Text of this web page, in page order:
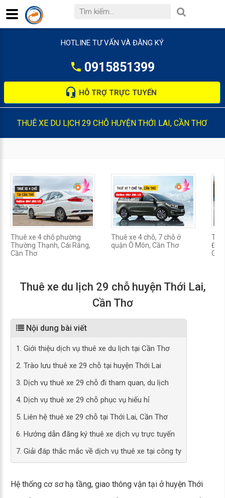
HOTLINE TƯ VẤN VÀ ĐĂNG KÝ
0915851399
HỖ TRỢ TRỰC TUYẾN
THUÊ XE DU LỊCH 29 CHỖ HUYỆN THỚI LAI, CẦN THƠ
Thuê xe 4 chỗ phường
Thường Thạnh, Cái Răng,
Cần Thơ
Thuê xe 4 chỗ, 7 chỗ ở
quận Ô Môn, Cần Thơ
Thuê xe du lịch 29 chỗ huyện Thới Lai,
Cần Thơ
Nội dung bài viết
1. Giới thiệu dịch vụ thuê xe du lịch tại Cần Thơ
2. Trào lưu thuê xe 29 chỗ tại huyện Thới Lai
3. Dịch vụ thuê xe 29 chỗ đi tham quan, du lịch
4. Dịch vụ thuê xe 29 chỗ phục vụ hiếu hỉ
5. Liên hệ thuê xe 29 chỗ tại Thới Lai, Cần Thơ
6. Hướng dẫn đăng ký thuê xe dịch vụ trực tuyến
7. Giải đáp thắc mắc về dịch vụ thuê xe tại công ty
Hệ thống cơ sơ hạ tầng, giao thông vận tại ở huyện Thới